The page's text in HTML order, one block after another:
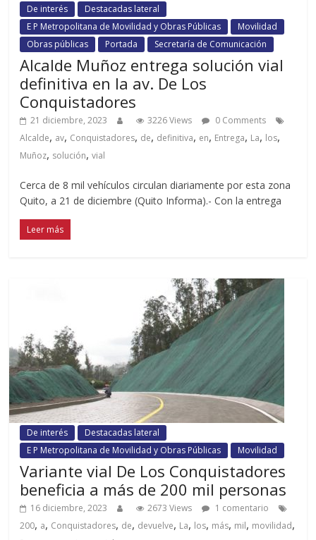
De interés
Destacadas lateral
E P Metropolitana de Movilidad y Obras Públicas
Movilidad
Obras públicas
Portada Secretaría de Comunicación
Alcalde Muñoz entrega solución vial
definitiva en la av. De Los
Conquistadores
21 diciembre, 2023 3226 Views
0 Comments
Alcalde, av, Conquistadores, de, definitiva, en, Entrega, La, los,
Muñoz, solución,vial
Cerca de 8 mil vehículos circulan diariamente por esta zona
Quito, a 21 de diciembre (Quito Informa).- Con la entrega
Leer más
De interés
Destacadas lateral
E P Metropolitana de Movilidad y Obras Públicas
Movilidad
Variante vial De Los Conquistadores
beneficia a más de 200 mil personas
16 diciembre, 2023 2673 Views
1 comentario
200, a, Conquistadores, de, devuelve, La, los, más, mil, movilidad,